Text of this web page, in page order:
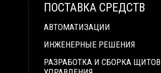
ПОСТАВКА СРЕДСТВ
АВТОМАТИЗАЦИИ
ИНЖЕНЕРНЫЕ РЕШЕНИЯ
РАЗРАБОТКА И СБОРКА ЩИТОВ